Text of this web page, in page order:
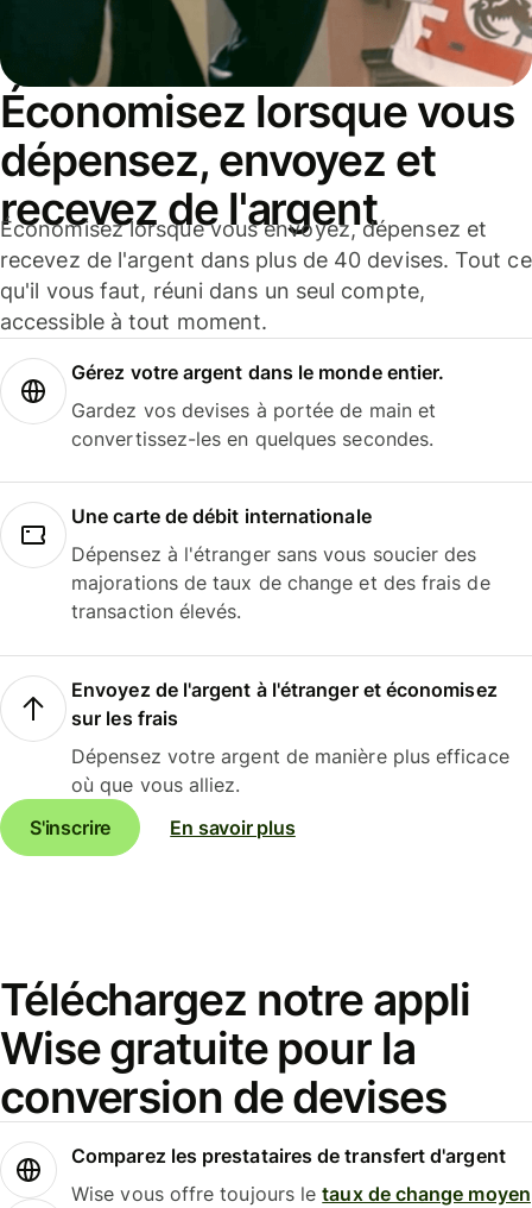
Économisez lorsque vous
dépensez, envoyez et
recevez de l'argent
Économisez lorsque vous envoyez, dépensez et
recevez de l'argent dans plus de 40 devises. Tout ce
qu'il vous faut, réuni dans un seul compte,
accessible à tout moment.
Gérez votre argent dans le monde entier.
Gardez vos devises à portée de main et
convertissez-les en quelques secondes.
Une carte de débit internationale
Dépensez à l'étranger sans vous soucier des
majorations de taux de change et des frais de
transaction élevés.
Envoyez de l'argent à l'étranger et économisez
sur les frais
Dépensez votre argent de manière plus efficace
où que vous alliez.
S'inscrire
En savoir plus
Téléchargez notre appli
Wise gratuite pour la
conversion de devises
Comparez les prestataires de transfert d'argent
Wise vous offre toujours letaux de change moyen